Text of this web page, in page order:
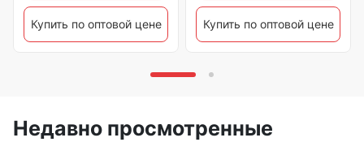
Купить по оптовой цене Купить по оптовой цене
Недавно просмотренные